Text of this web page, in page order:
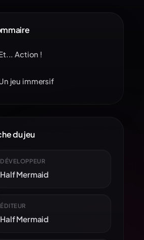
Action !
jeu immersif
du jeu
DÉVELOPPEUR
Half Mermaid
ÉDITEUR
Half Mermaid